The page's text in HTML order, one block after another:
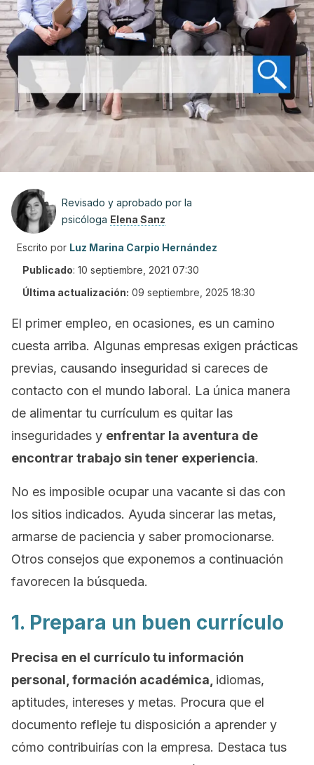
Revisado y aprobado por la
psicóloga Elena Sanz
Escrito por Luz Marina Carpio Hernández
Publicado: 10 septiembre, 2021 07:30
Última actualización: 09 septiembre, 2025 18:30
El primer empleo, en ocasiones, es un camino
cuesta arriba. Algunas empresas exigen prácticas
previas, causando inseguridad si careces de
contacto con el mundo laboral. La única manera
de alimentar tu currículum es quitar las
inseguridades y enfrentar la aventura de
encontrar trabajo sin tener experiencia.
No es imposible ocupar una vacante si das con
los sitios indicados. Ayuda sincerar las metas,
armarse de paciencia y saber promocionarse.
Otros consejos que exponemos a continuación
favorecen la búsqueda.
1. Prepara un buen currículo
Precisa en el currículo tu información
personal, formación académica, idiomas,
aptitudes, intereses y metas. Procura que el
documento refleje tu disposición a aprender y
cómo contribuirías con la empresa. Destaca tus